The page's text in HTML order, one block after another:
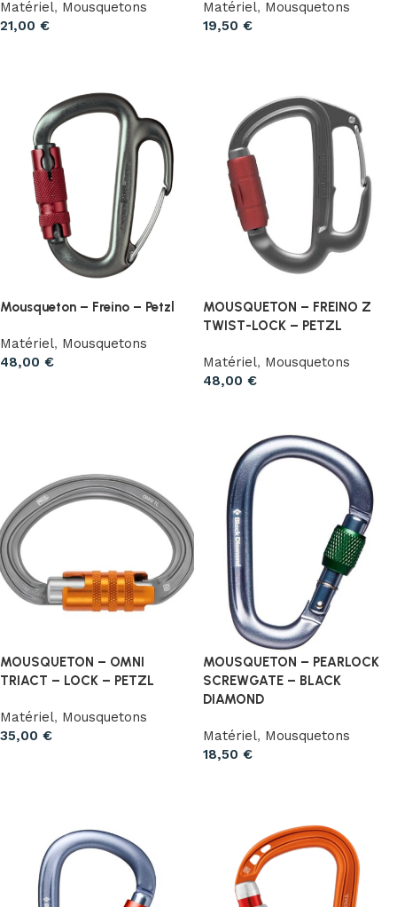
Matériel, Mousquetons
21,00 €
Matériel, Mousquetons
19,50 €
Mousqueton – Freino – Petzl
Matériel, Mousquetons
48,00 €
MOUSQUETON – FREINO Z
TWIST-LOCK – PETZL
Matériel, Mousquetons
48,00 €
MOUSQUETON – OMNI
TRIACT – LOCK – PETZL
Matériel, Mousquetons
35,00 €
MOUSQUETON – PEARLOCK
SCREWGATE – BLACK
DIAMOND
Matériel, Mousquetons
18,50 €